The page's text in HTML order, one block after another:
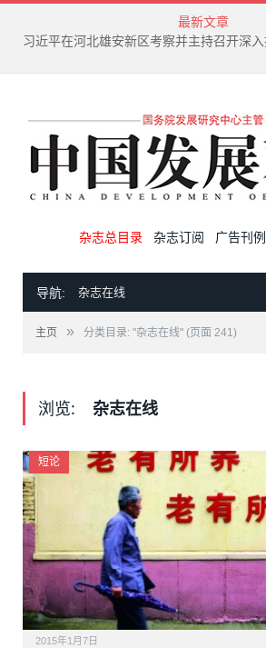
最新文章
杂志总目录 杂志订阅 广告刊例
导航: 杂志在线
主页 » 分类目录: "杂志在线" (页面 241)
浏览: 杂志在线
短论
2015年1月7日